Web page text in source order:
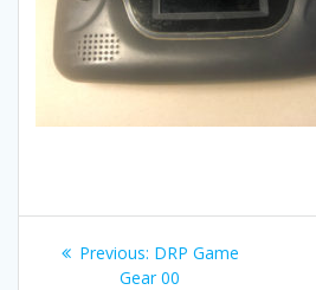
Beitragsnavigation
Previous: Previous
post:
DRP Game
Gear 00